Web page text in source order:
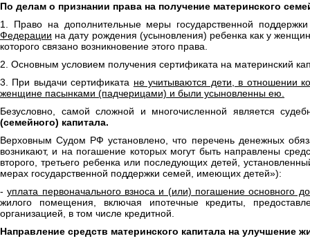
По делам о признании права на получение материнского
1. Право на дополнительные меры государственной
Федерации на дату рождения (усыновления) ребенка как у
которого связано возникновение этого права.
2. Основным условием получения сертификата на материнский
3. При выдачи сертификата не учитываются дети, в отношении
женщине пасынками (падчерицами) и были усыновленны ею.
Безусловно, самой сложной и многочисленной является
(семейного) капитала.
Верховным Судом РФ установлено, что перечень денежных
возникают, и на погашение которых могут быть направлены
второго, третьего ребенка или последующих детей,
мерах государственной поддержки семей, имеющих детей»):
-уплата первоначального взноса и (или) погашение основного
жилого помещения, включая ипотечные кредиты,
организацией, в том числе кредитной.
Направление средств материнского капитала на улучшение